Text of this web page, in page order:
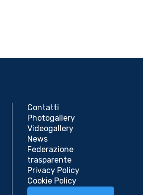
Contatti
Photogallery
Videogallery
News
Federazione
trasparente
Privacy Policy
Cookie Policy